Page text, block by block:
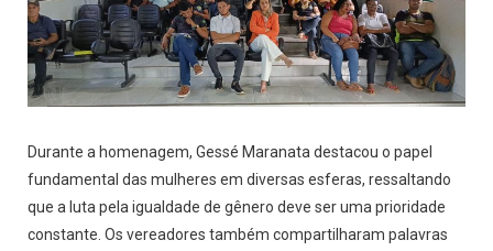
Durante a homenagem, Gessé Maranata destacou o papel
fundamental das mulheres em diversas esferas, ressaltando
que a luta pela igualdade de gênero deve ser uma prioridade
constante. Os vereadores também compartilharam palavras